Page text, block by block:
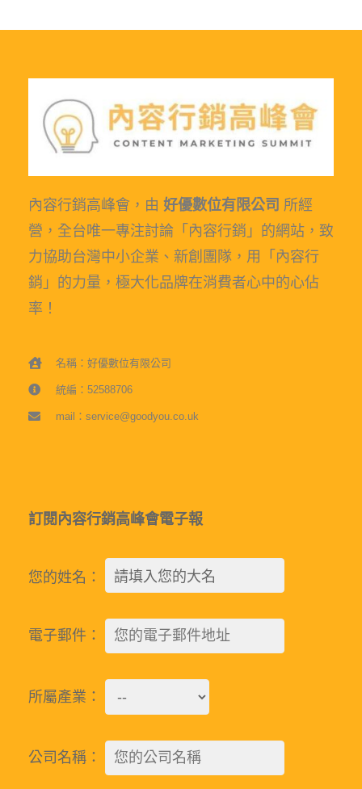
內容行銷高峰會，由 好優數位有限公司 所經
營，全台唯一專注討論「內容行銷」的網站，致
力協助台灣中小企業、新創團隊，用「內容行
銷」的力量，極大化品牌在消費者心中的心佔
率！
名稱：好優數位有限公司
統編：52588706
mail：service@goodyou.co.uk
訂閱內容行銷高峰會電子報
您的姓名：
電子郵件：
所屬產業：
公司名稱：